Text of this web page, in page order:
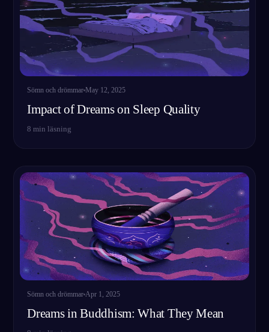
SV
EN English FR Français ES
PT Português DE Deutsch CS
Русский
Sömn och drömmar May 12, 2025
Impact of Dreams on Sleep Quality
8 min läsning
Sömn och drömmar Apr 1, 2025
Dreams in Buddhism: What They Mean